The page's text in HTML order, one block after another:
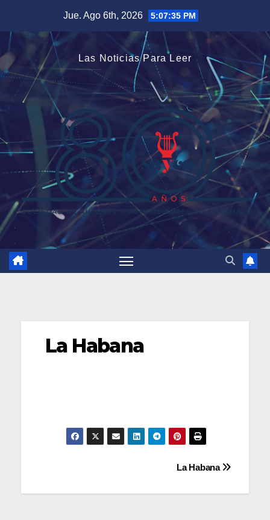
contenido
Jue. Ago 6th, 2026 5:07:35 PM
Las Noticias Para Leer
La Habana
de
La Habana